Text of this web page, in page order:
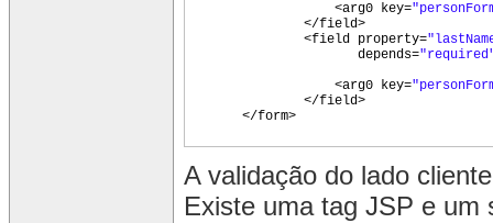
<arg0 key=
</field>
<field property=
depends=
<arg0 key=
</field>
</form>
A validação do lado
Existe uma tag JSP e um